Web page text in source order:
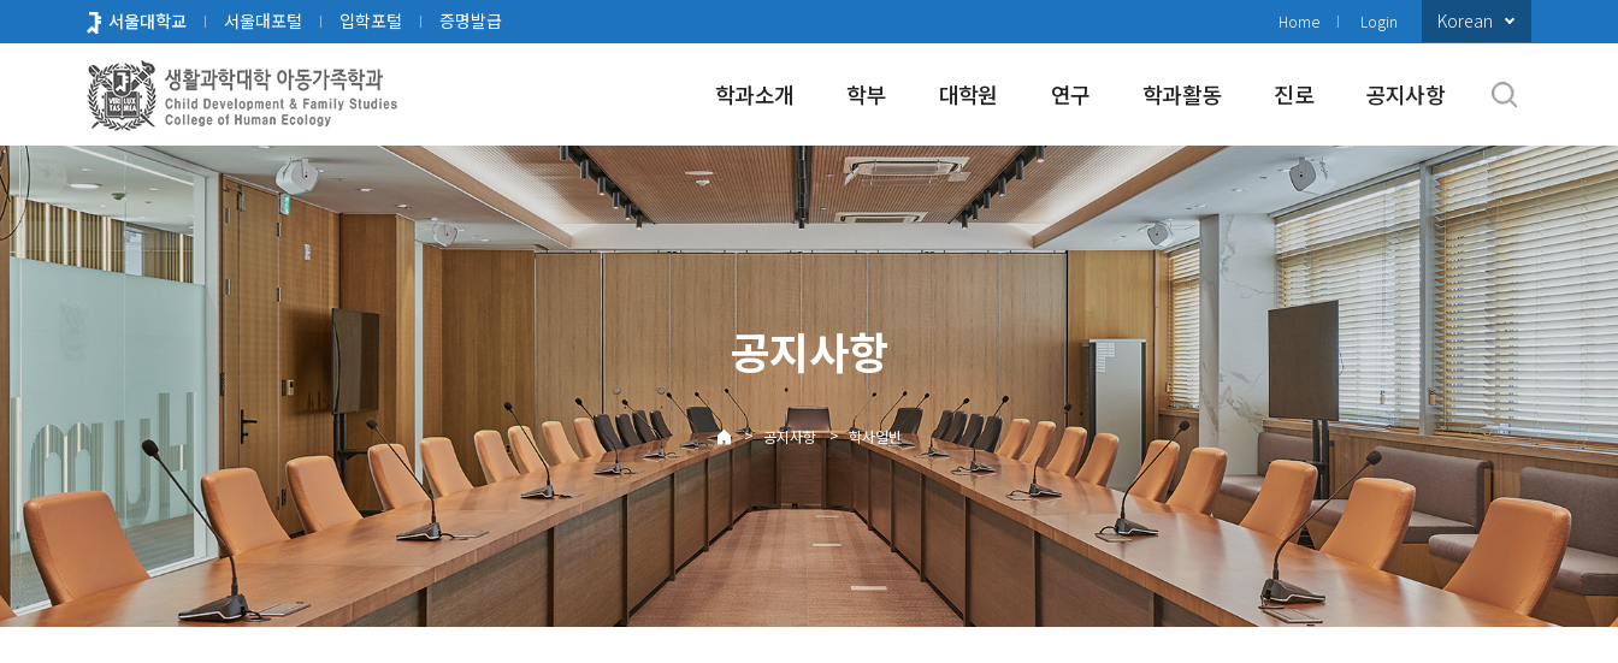
로
뉴
서울대학교 서울대포털 입학포털 증명발급 Home Login Korean
학과소개 학부 대학원 연구 학과활동 진로 공지사항
공지사항
> 공지사항 > 학사일반